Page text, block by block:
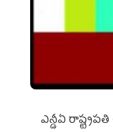
ఎన్డీఏ